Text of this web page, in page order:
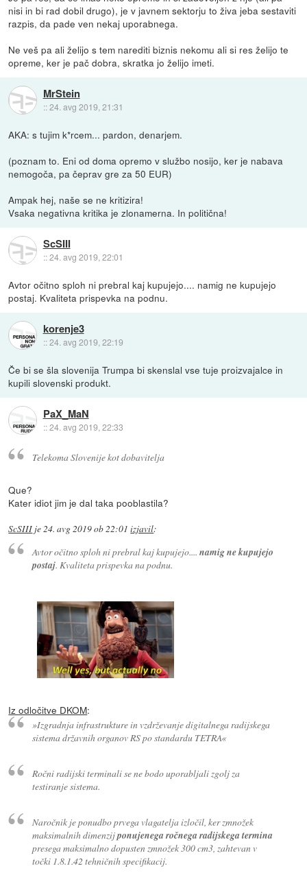
nisi in bi rad dobil drugo), je v javnem sektorju to živa jeba sestaviti
razpis, da pade ven nekaj uporabnega.
Ne veš pa ali želijo s tem narediti biznis nekomu ali si res želijo te
opreme, ker je pač dobra, skratka jo želijo imeti.
MrStein
::24. avg 2019, 21:31
AKA: s tujim k*rcem... pardon, denarjem.
(poznam to. Eni od doma opremo v službo nosijo, ker je nabava
nemogoča, pa čeprav gre za 50 EUR)
Ampak hej, naše se ne kritizira!
Vsaka negativna kritika je zlonamerna. In politična!
ScSIII
::24. avg 2019, 22:01
Avtor očitno sploh ni prebral kaj kupujejo.... namig ne kupujejo
postaj. Kvaliteta prispevka na podnu.
korenje3
::24. avg 2019, 22:19
Če bi se šla slovenija Trumpa bi skenslal vse tuje proizvajalce in
kupili slovenski produkt.
PaX_MaN
::24. avg 2019, 22:33
Telekoma Slovenije kot dobavitelja
Que?
Kater idiot jim je dal taka pooblastila?
ScSIII je24. avg 2019 ob 22:01 izjavil:
Avtor očitno sploh ni prebral kaj kupujejo.... namig ne kupujejo
postaj. Kvaliteta prispevka na podnu.
Iz odločitve DKOM:
»Izgradnja infrastrukture in vzdrževanje digitalnega radijskega
sistema državnih organov RS po standardu TETRA«
Ročni radijski terminali se ne bodo uporabljali zgolj za
testiranje sistema.
Naročnik je ponudbo prvega vlagatelja izločil, ker zmnožek
maksimalnih dimenzijponujenega ročnega radijskega termina
presega maksimalno dopusten zmnožek 300 cm3, zahtevan v
točki 1.8.1.42 tehničnih specifikacij.